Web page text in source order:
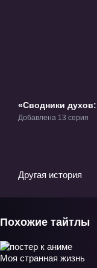
«Сводники духов:
Лисьи свахи» ТВ-1
Добавлена 13 серия
Другая история
Похожие тайтлы